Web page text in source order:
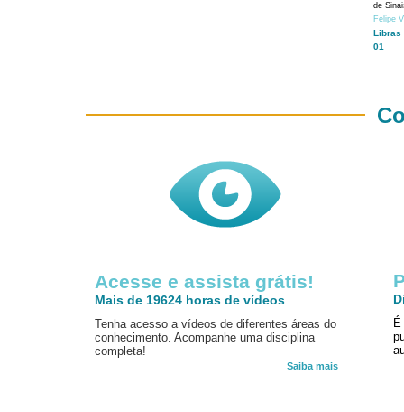
de
Felipe
Libras
01
Acesse e assista grátis!
Mais de 19624 horas de vídeos
Tenha acesso a vídeos de diferentes áreas do
conhecimento. Acompanhe uma disciplina
completa!
Saiba mais